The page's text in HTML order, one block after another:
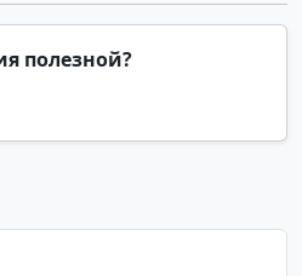
полезной?